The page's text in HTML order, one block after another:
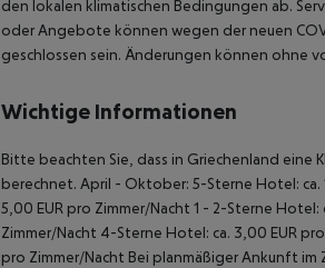
den lokalen klimatischen Bedingungen ab.
oder Angebote können wegen der neuen
geschlossen sein. Änderungen können ohne
Wichtige Informationen
Bitte beachten Sie, dass in Griechenland eine
berechnet. April - Oktober: 5-Sterne Hotel: ca.
5,00 EUR pro Zimmer/Nacht 1 - 2-Sterne
Zimmer/Nacht 4-Sterne Hotel: ca. 3,00 EUR
pro Zimmer/Nacht Bei planmäßiger Ankunft